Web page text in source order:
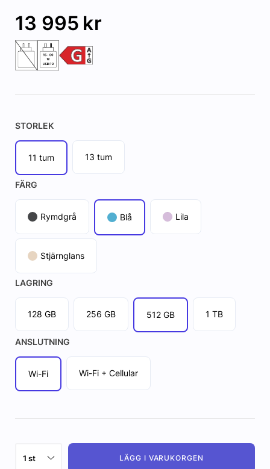
13 995 kr
STORLEK
11 tum 13 tum
FÄRG
Rymdgrå Blå Lila
Stjärnglans
LAGRING
128 GB 256 GB 512 GB 1 TB
ANSLUTNING
Wi-Fi Wi-Fi + Cellular
LÄGG I VARUKORGEN